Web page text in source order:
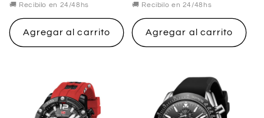
🚚 Recibilo en 24/48hs
Agregar al carrito
🚚 Recibilo en 24/48hs
Agregar al carrito